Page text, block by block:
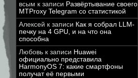
всым к записи Развёртывание своего
MTProxy Telegram со статистикой
Алексей к записи Как я собрал LLM-
печку на 4 GPU, и на что она
способна
Любовь к записи Huawei
официально представила
HarmonyOS 7: какие смартфоны
получат её первыми